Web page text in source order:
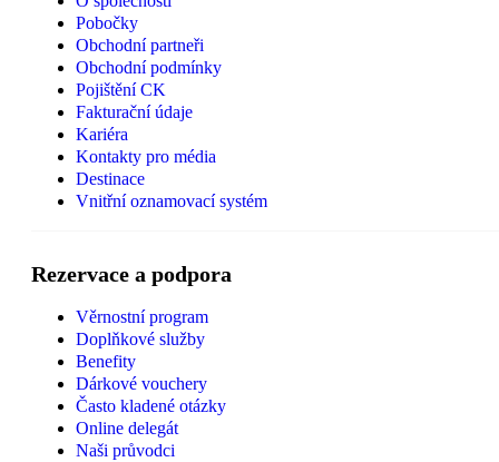
Pobočky
Obchodní partneři
Obchodní podmínky
Pojištění CK
Fakturační údaje
Kariéra
Kontakty pro média
Destinace
Vnitřní oznamovací systém
Rezervace a podpora
Věrnostní program
Doplňkové služby
Benefity
Dárkové vouchery
Často kladené otázky
Online delegát
Naši průvodci